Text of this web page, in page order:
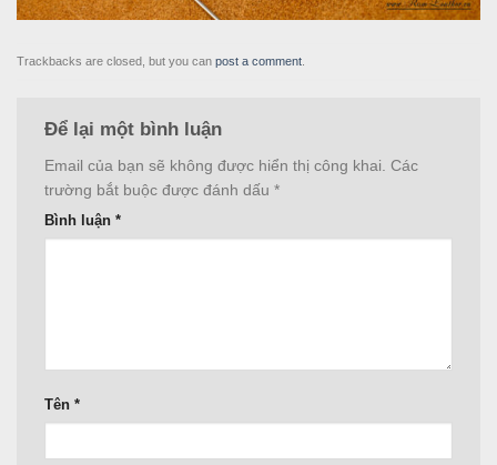
Trackbacks are closed, but you can post a comment
Để lại một bình luận
Email của bạn sẽ không được hiển thị công khai. Các
trường bắt buộc được đánh dấu *
Bình luận *
Tên *